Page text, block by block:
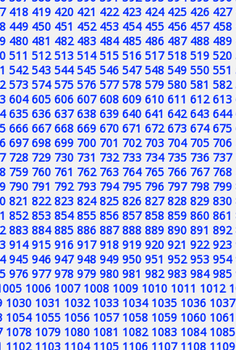
418 419 420 421 422 423 424 425 426 427
449 450 451 452 453 454 455 456 457 458
480 481 482 483 484 485 486 487 488 489
511 512 513 514 515 516 517 518 519 520
542 543 544 545 546 547 548 549 550 551
573 574 575 576 577 578 579 580 581 582
604 605 606 607 608 609 610 611 612 613
635 636 637 638 639 640 641 642 643 644
666 667 668 669 670 671 672 673 674 675
697 698 699 700 701 702 703 704 705 706
728 729 730 731 732 733 734 735 736 737
759 760 761 762 763 764 765 766 767 768
790 791 792 793 794 795 796 797 798 799
821 822 823 824 825 826 827 828 829 830
852 853 854 855 856 857 858 859 860 861
883 884 885 886 887 888 889 890 891 892
914 915 916 917 918 919 920 921 922 923
945 946 947 948 949 950 951 952 953 954
976 977 978 979 980 981 982 983 984 985
1006 1007 1008 1009 1010 1011 1012
1030 1031 1032 1033 1034 1035 1036 1037
1054 1055 1056 1057 1058 1059 1060 1061
1078 1079 1080 1081 1082 1083 1084 1085
1102 1103 1104 1105 1106 1107 1108 1109